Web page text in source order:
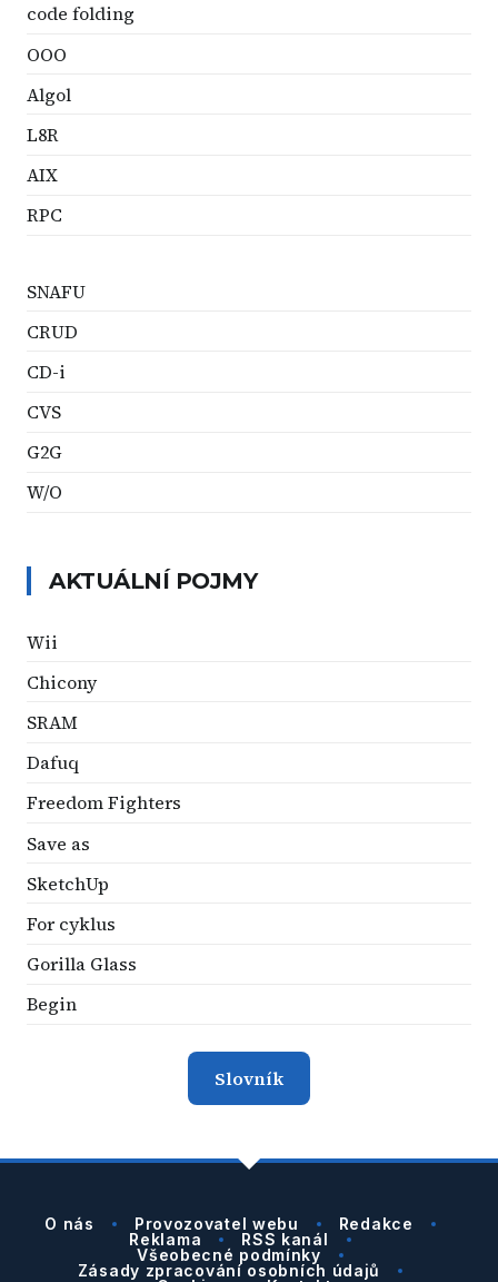
code folding
OOO
Algol
L8R
AIX
RPC
SNAFU
CRUD
CD-i
CVS
G2G
W/O
AKTUÁLNÍ POJMY
Wii
Chicony
SRAM
Dafuq
Freedom Fighters
Save as
SketchUp
For cyklus
Gorilla Glass
Begin
Slovník
O nás Provozovatel webu
Redakce
Reklama
RSS kanál
Všeobecné podmínky
Zásady zpracování osobních údajů